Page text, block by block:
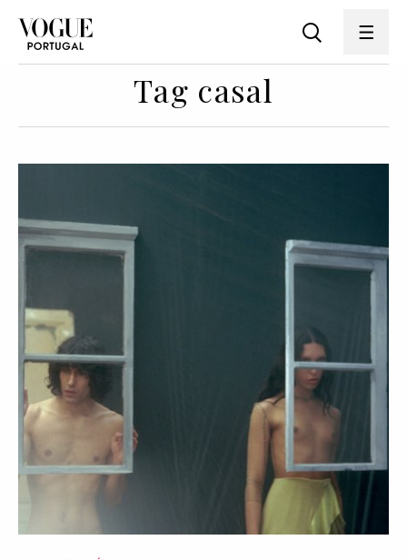
Tag casal